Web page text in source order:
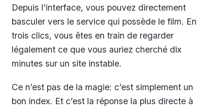
Depuis l’interface, vous pouvez directement
basculer vers le service qui possède le film. En
trois clics, vous êtes en train de regarder
légalement ce que vous auriez cherché dix
minutes sur un site instable.
Ce n’est pas de la magie: c’est simplement un
bon index. Et c’est la réponse la plus directe à